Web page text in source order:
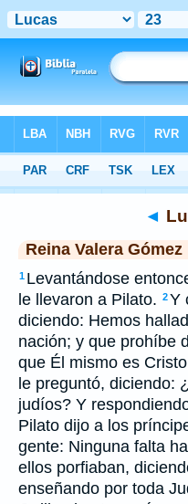
>RVG> Lucas 23
◄
Reina Valera Gómez
1 Levantándose
le llevaron a Pilato. 2Y
diciendo: Hemos
nación; y que prohíbe
que Él mismo es
le preguntó, diciendo:
judíos? Y
Pilato dijo a los
gente: Ninguna falta
ellos porfiaban,
enseñando por toda